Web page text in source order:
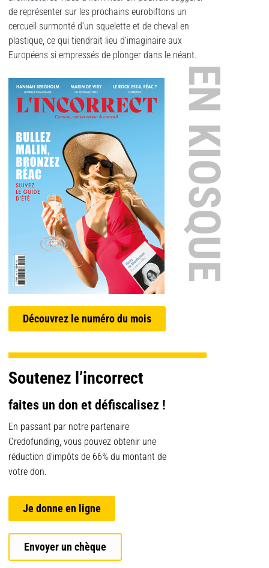
de représenter sur les prochains eurobiftons un
cercueil surmonté d’un squelette et de cheval en
plastique, ce qui tiendrait lieu d’imaginaire aux
Européens si empressés de plonger dans le néant.
EN KIOSQUE
Découvrez le numéro du mois
Soutenez l’incorrect
faites un don et défiscalisez !
En passant par notre partenaire
Credofunding, vous pouvez obtenir une
réduction d’impôts de 66% du montant de
votre don.
Je donne en ligne
Envoyer un chèque